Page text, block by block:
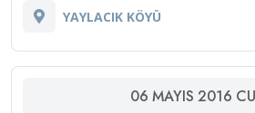
YAYLACIK KÖYÜ
06 MAYIS 2016